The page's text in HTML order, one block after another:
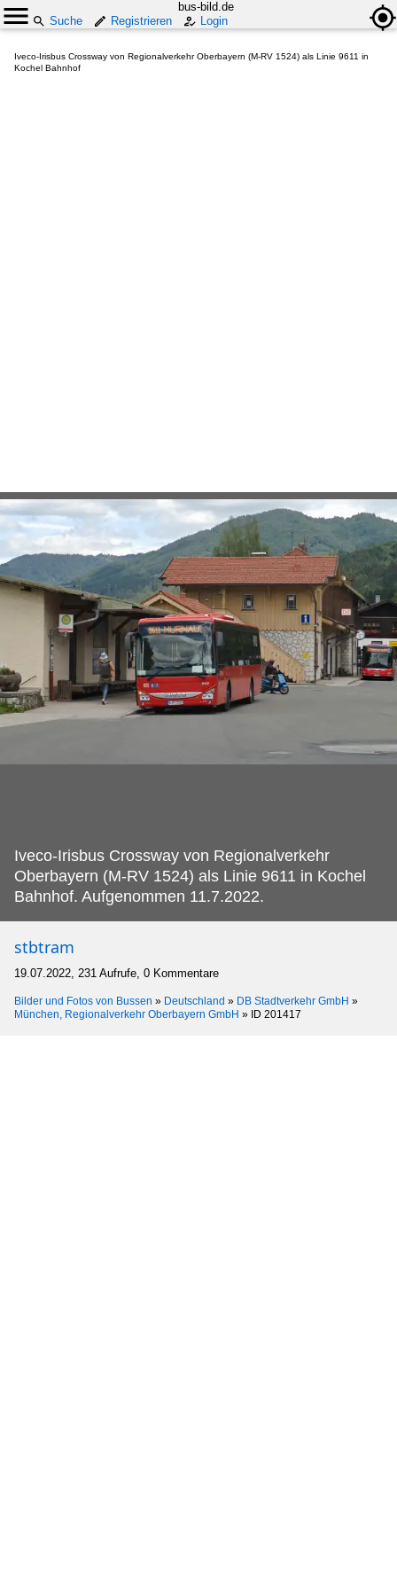
bus-bild.de
Suche
Registrieren Login
Iveco-Irisbus Crossway von Regionalverkehr Oberbayern (M-RV 1524) als Linie 9611 in
Kochel Bahnhof
Iveco-Irisbus Crossway von Regionalverkehr
Oberbayern (M-RV 1524) als Linie 9611 in Kochel
Bahnhof. Aufgenommen 11.7.2022.
stbtram
19.07.2022, 231 Aufrufe, 0 Kommentare
Bilder und Fotos von Bussen » Deutschland » DB Stadtverkehr GmbH »
München, Regionalverkehr Oberbayern GmbH » ID 201417